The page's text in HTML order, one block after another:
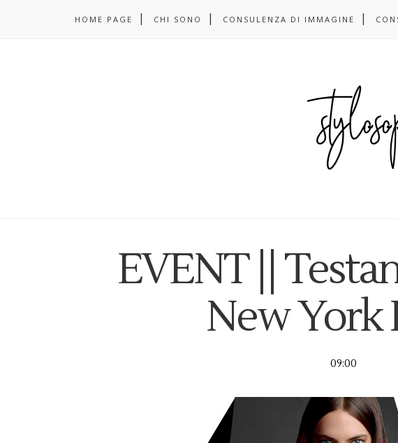
HOME PAGE CHI SONO CONSULENZA DI IMMAGINE
EVENT ||
New York
09:00